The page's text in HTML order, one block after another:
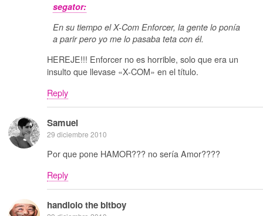
segator:
En su tiempo el X-Com Enforcer, la gente lo ponía
a parir pero yo me lo pasaba teta con él.
HEREJE!!! Enforcer no es horrible, solo que era un
insulto que llevase «X-COM» en el título.
Reply
Samuel
29 diciembre 2010
Por que pone HAMOR??? no sería Amor????
Reply
handlolo the bitboy